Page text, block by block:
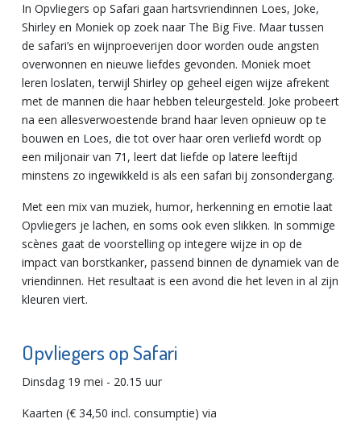
In Opvliegers op Safari gaan hartsvriendinnen Loes, Joke,
Shirley en Moniek op zoek naar The Big Five. Maar tussen
de safari’s en wijnproeverijen door worden oude angsten
overwonnen en nieuwe liefdes gevonden. Moniek moet
leren loslaten, terwijl Shirley op geheel eigen wijze afrekent
met de mannen die haar hebben teleurgesteld. Joke probeert
na een allesverwoestende brand haar leven opnieuw op te
bouwen en Loes, die tot over haar oren verliefd wordt op
een miljonair van 71, leert dat liefde op latere leeftijd
minstens zo ingewikkeld is als een safari bij zonsondergang.
Met een mix van muziek, humor, herkenning en emotie laat
Opvliegers je lachen, en soms ook even slikken. In sommige
scènes gaat de voorstelling op integere wijze in op de
impact van borstkanker, passend binnen de dynamiek van de
vriendinnen. Het resultaat is een avond die het leven in al zijn
kleuren viert.
Opvliegers op Safari
Dinsdag 19 mei - 20.15 uur
Kaarten (€ 34,50 incl. consumptie) via